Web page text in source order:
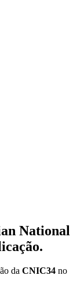
National
da CNIC34 no